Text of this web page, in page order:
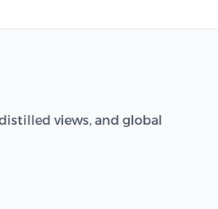
views, and global